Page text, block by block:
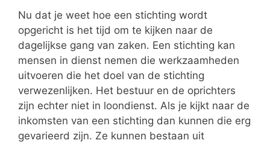
Nu dat je weet hoe een stichting wordt
opgericht is het tijd om te kijken naar de
dagelijkse gang van zaken. Een stichting kan
mensen in dienst nemen die werkzaamheden
uitvoeren die het doel van de stichting
verwezenlijken. Het bestuur en de oprichters
zijn echter niet in loondienst. Als je kijkt naar de
inkomsten van een stichting dan kunnen die erg
gevarieerd zijn. Ze kunnen bestaan uit